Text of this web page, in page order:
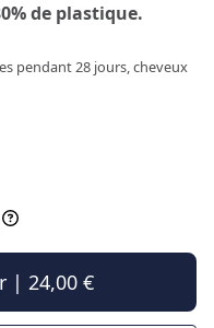
de plastique.
pendant 28 jours, cheveux
| 24,00 €